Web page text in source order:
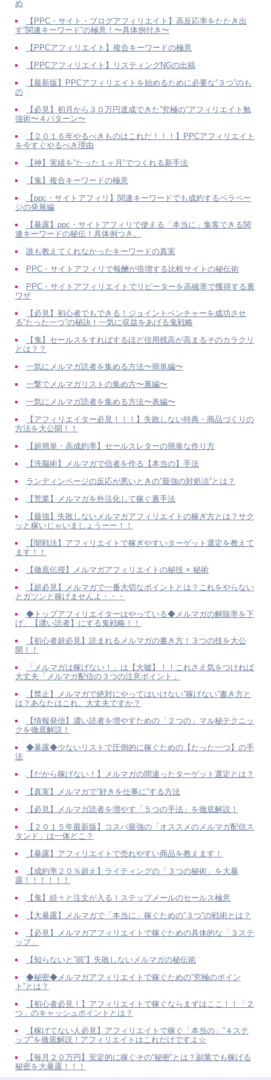
め
【PPC・サイト・ブログアフィリエイト】高反応率をたたき出
す”関連キーワード”の極意！〜具体例付き〜
【PPCアフィリエイト】複合キーワードの極意
【PPCアフィリエイト】リスティングNGの出稿
【最新版】PPCアフィリエイトを始めるために必要な”３つ”のも
の
【必見】初月から３０万円達成できた”究極の”アフィリエイト勉
強術〜４パターン〜
【２０１６年やるべきものはこれだ！！！】PPCアフィリエイト
を今すぐやるべき理由
【神】実績を”たった１ヶ月”でつくれる新手法
【鬼】複合キーワードの極意
【ppc・サイトアフィリ】関連キーワードでも成約するペラペー
ジの発展編
【暴露】ppc・サイトアフィリで使える「本当に」集客できる関
連キーワードの秘伝！具体例つき。
誰も教えてくれなかったキーワードの真実
PPC・サイトアフィリで報酬が倍増する比較サイトの秘伝術
PPC・サイトアフィリエイトでリピーターを高確率で獲得する裏
ワザ
【必見】初心者でもできる！ジョイントベンチャーを成功させ
る”たった一つ”の秘訣！一気に収益をあげる鬼戦略
【鬼】セールスをすればするほど信用残高が高まるそのカラクリ
とは？？
一気にメルマガ読者を集める方法〜簡単編〜
一撃でメルマガリストの集め方〜裏編〜
一気にメルマガ読者を集める方法〜表編〜
【アフィリエイター必見！！！】失敗しない特典・商品づくりの
方法を大公開！！
【超簡単・高成約率】セールスレターの簡単な作り方
【洗脳術】メルマガで信者を作る【本当の】手法
ランディンページの反応が悪いときの”最強の対処法”とは？
【荒業】メルマガを外注化して稼ぐ裏手法
【最強】失敗しないメルマガアフィリエイトの稼ぎ方とは？サク
ッと稼いじゃいましょうーー！！
【闇戦法】アフィリエイトで稼ぎやすいターゲット選定を教えて
ます！！
【徹底伝授】メルマガアフィリエイトの秘技 × 秘術
【超必見】メルマガで一番大切なポイントとは？これをやらない
とガツンと稼げませんよ・・・
◆トップアフィリエイターはやっている◆メルマガの解除率を下
げ、【濃い読者】にする鬼戦略！！
【初心者超必見】読まれるメルマガの書き方！３つの技を大公
開！！
「メルマガは稼げない！」は【大嘘】！！これさえ気をつければ
大丈夫「メルマガ配信の３つの注意ポイント」
【禁止】メルマガで絶対にやってはいけない”稼げない”書き方と
は？あなたはこれ、大丈夫ですか？
【情報発信】濃い読者を増やすための「２つの」マル秘テクニッ
クを徹底解説！
◆暴露◆少ないリストで圧倒的に稼ぐための【たった一つ】の手
法
【だから稼げない！】メルマガの間違ったターゲット選定とは？
【真実】メルマガで”好きを仕事に”する方法
【必見】メルマガ読者を増やす「５つの手法」を徹底解説！
【２０１５年最新版】コスパ最強の「オススメのメルマガ配信ス
タンド」は一体どこ？
【暴露】アフィリエイトで売れやすい商品を教えます！
【成約率２０％超え】ライティングの「３つの秘術」を大暴
露！！！！！！
【鬼】続々と注文が入る！ステップメールのセールス極意
【大暴露】メルマガで「本当に」稼ぐための”３つ”の戦術とは？
【必見】メルマガアフィリエイトで稼ぐための具体的な「３ステ
ップ」
【知らないと”損”】失敗しないメルマガの秘伝術
◆秘密◆メルマガアフィリエイトで稼ぐための”究極のポイン
ト”とは？
【初心者必見！】アフィリエイトで稼ぐならまずはここ！！「２
つ」のキャッシュポイントとは？
【稼げてない人必見】アフィリエイトで稼ぐ「本当の」”４ステ
ップ”を徹底解説！アフィリエイトはこれだけですよ☆
【毎月２０万円】安定的に稼ぐその”秘密”とは？副業でも稼げる
秘密を大暴露！！！